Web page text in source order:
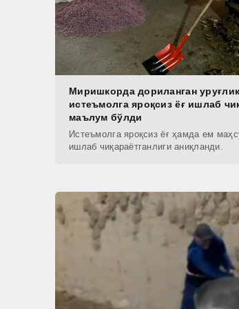
Миришкорда дориланган
истеъмолга яроқсиз ёғ ишлаб
маълум бўлди
Истеъмолга яроқсиз ёғ ҳамда ем
ишлаб чиқараётганлиги аниқланди.